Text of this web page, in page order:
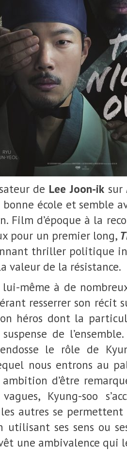
de Lee Joon-iksur
bonne école et semble
Film d’époque à la
pour un premier long,
thriller politique
valeur de la résistance.
même à de
resserrer son récit
héros dont la
de
le rôle de
nous entrons au
d’être
Kyung-soo
autres se permettent
utilisant ses sens ou
une ambivalence qui